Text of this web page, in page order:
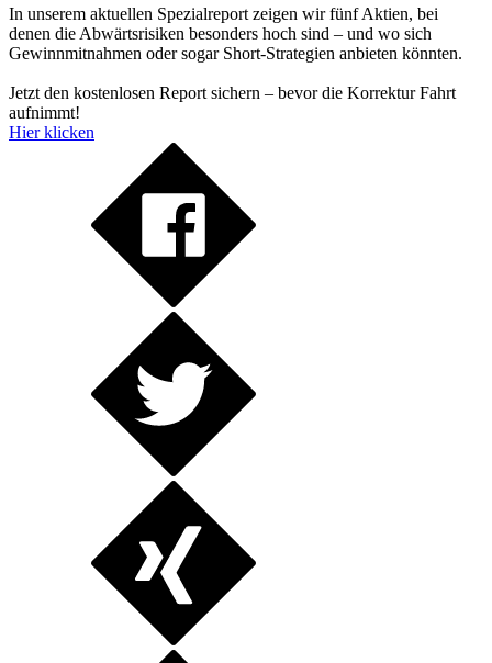
In unserem aktuellen Spezialreport zeigen wir fünf Aktien, bei
denen die Abwärtsrisiken besonders hoch sind – und wo sich
Gewinnmitnahmen oder sogar Short-Strategien anbieten könnten.
Jetzt den kostenlosen Report sichern – bevor die Korrektur Fahrt
aufnimmt!
Hier klicken